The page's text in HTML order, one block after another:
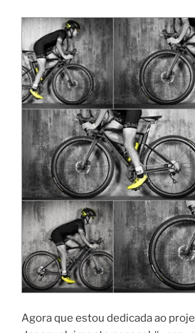
Agora que estou dedicada ao